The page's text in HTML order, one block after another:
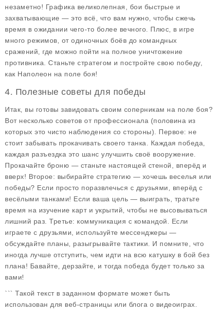
незаметно! Графика великолепная, бои быстрые и
захватывающие — это всё, что вам нужно, чтобы сжечь
время в ожидании чего-то более вечного. Плюс, в игре
много режимов, от одиночных боёв до командных
сражений, где можно пойти на полное уничтожение
противника. Станьте стратегом и постройте свою победу,
как Наполеон на поле боя!
4. Полезные советы для победы
Итак, вы готовы завидовать своим соперникам на поле боя?
Вот несколько советов от профессионала (половина из
которых это чисто наблюдения со стороны). Первое: не
стоит забывать прокачивать своего танка. Каждая победа,
каждая разъездка это шанс улучшить своё вооружение.
Прокачайте броню — станьте настоящей стеной, вперёд и
вверх! Второе: выбирайте стратегию — хочешь веселья или
победы? Если просто поразвлечься с друзьями, вперёд с
весёлыми танками! Если ваша цель — выиграть, тратьте
время на изучение карт и укрытий, чтобы не высовываться
лишний раз. Третье: коммуникация с командой. Если
играете с друзьями, используйте мессенджеры —
обсуждайте планы, разыгрывайте тактики. И помните, что
иногда лучше отступить, чем идти на всю катушку в бой без
плана! Бавайте, дерзайте, и тогда победа будет только за
вами!
``` Такой текст в заданном формате может быть
использован для веб-страницы или блога о видеоиграх.